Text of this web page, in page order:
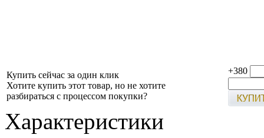
Купить сейчас за один клик
Хотите купить этот товар, но не хотите
разбираться с процессом покупки?
+380
Характеристики